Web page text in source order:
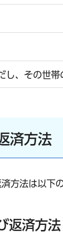
し、その世
済方法
方法は以下の
返済方法